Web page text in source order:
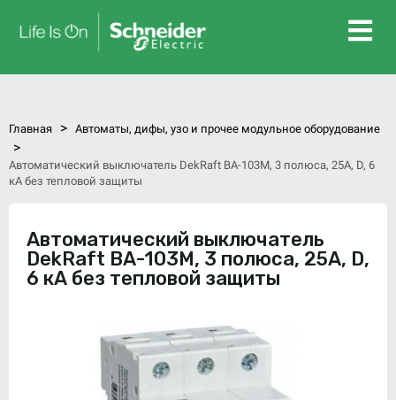
Главная > Автоматы, дифы, узо и прочее модульное оборудование
>
Автоматический выключатель DekRaft ВА-103М, 3 полюса, 25А, D, 6
кА без тепловой защиты
Автоматический выключатель
DekRaft ВА-103М, 3 полюса, 25А, D,
6 кА без тепловой защиты